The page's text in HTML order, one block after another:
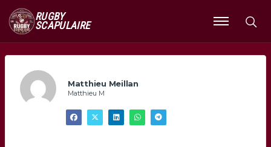
RUGBY
SCAPULAIRE
Ouvrir
le
Matthieu Meillan
Matthieu M